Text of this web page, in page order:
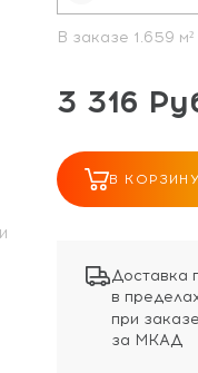
В заказе 1.659 м²
3 316
В КОРЗИНУ
Доставка
в
при заказе
за МКАД